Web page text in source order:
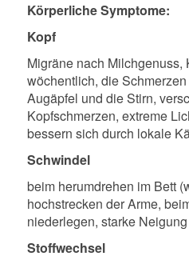
Körperliche Symptome:
Kopf
Migräne nach Milchgenuss,
wöchentlich, die
Augäpfel und die Stirn,
Kopfschmerzen, extreme
bessern sich durch lokale
Schwindel
beim herumdrehen im Bett
hochstrecken der Arme,
niederlegen, starke
Stoffwechsel